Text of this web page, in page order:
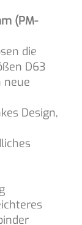
(PM-
die
D63
neue
Design,